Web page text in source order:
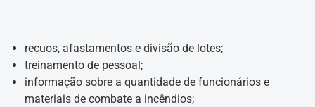
recuos, afastamentos e divisão de lotes;
treinamento de pessoal;
informação sobre a quantidade de funcionários e
materiais de combate a incêndios;